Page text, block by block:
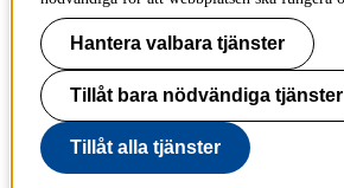
Faktura och betalning KTH
Om KTH:s webbplatser
Tillgänglighetsredogörelse
Hantera valbara tjänster
Tillåt bara nödvändiga tjänster
Tillåt alla tjänster